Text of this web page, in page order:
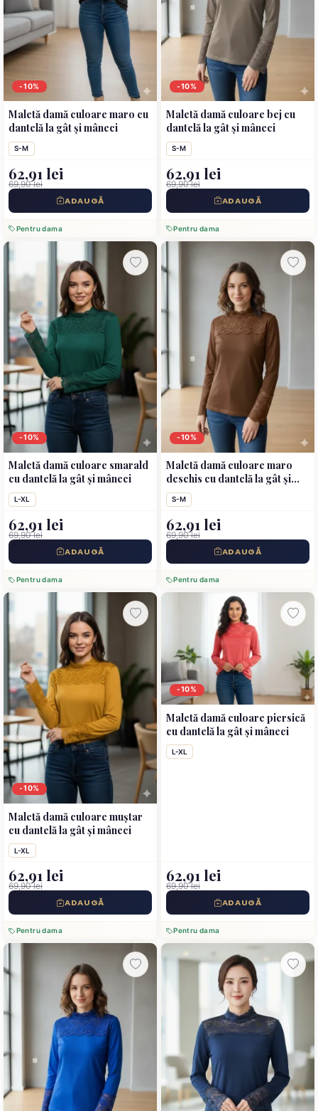
-10%
Maletă damă culoare maro cu
dantelă la gât și mâneci
S-M
62,91 lei
69,90 lei
ADAUGĂ
Pentru dama
-10%
Maletă damă culoare bej cu
dantelă la gât și mâneci
S-M
62,91 lei
69,90 lei
ADAUGĂ
Pentru dama
-10%
Maletă damă culoare smarald
cu dantelă la gât și mâneci
L-XL
62,91 lei
69,90 lei
ADAUGĂ
Pentru dama
-10%
Maletă damă culoare maro
deschis cu dantelă la gât și
mâneci
S-M
62,91 lei
69,90 lei
ADAUGĂ
Pentru dama
-10%
Maletă damă culoare muștar
cu dantelă la gât și mâneci
L-XL
62,91 lei
69,90 lei
ADAUGĂ
Pentru dama
-10%
Maletă damă culoare piersică
cu dantelă la gât și mâneci
L-XL
62,91 lei
69,90 lei
ADAUGĂ
Pentru dama